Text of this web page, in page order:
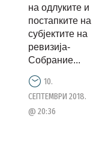
се
доделени
за
водење
на
кампањата
за
на одлуките и
постапките на
субјектите на
ревизија-
Собрание...
10.
СЕПТЕМВРИ 2018.
@ 20:36